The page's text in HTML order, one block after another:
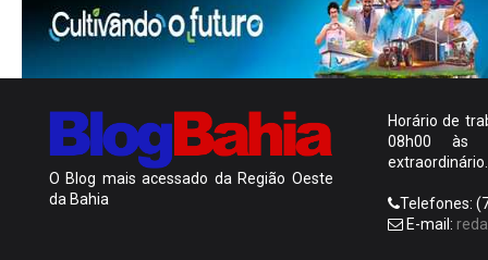
O Blog mais acessado da Região Oeste
da Bahia
Horário de
08h00 às
extraordinário.
Telefones:
E-mail: